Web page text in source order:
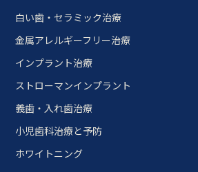
白い歯・セラミック治療
金属アレルギーフリー治療
インプラント治療
ストローマンインプラント
義歯・入れ歯治療
小児歯科治療と予防
ホワイトニング